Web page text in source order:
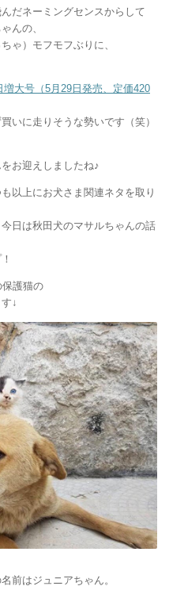
だネーミングセンスからして
んの、
ゃ）モフモフぶりに、
増大号（5月29日発売、定価420
いに走りそうな勢いです（笑）
お迎えしましたね♪
以上にお犬さま関連ネタを取り
日は秋田犬のマサルちゃんの話
護猫の
↓
前はジュニアちゃん。